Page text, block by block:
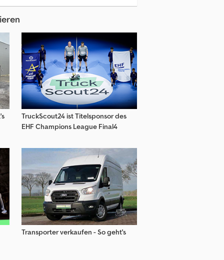
Zettelmeyer Baumaschinen
TruckScout24 ist Titelsponsor des
EHF Champions League Final4
Transporter verkaufen - So geht's